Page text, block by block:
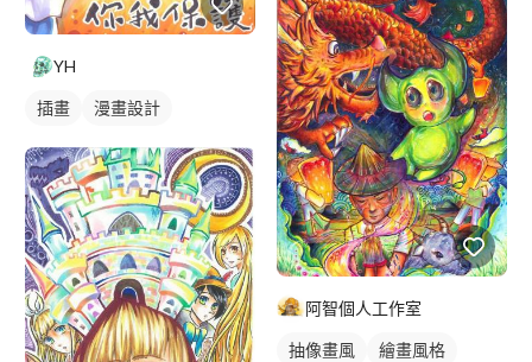
YH
插畫 漫畫設計
阿智個人工作室
抽像畫風
繪畫風格